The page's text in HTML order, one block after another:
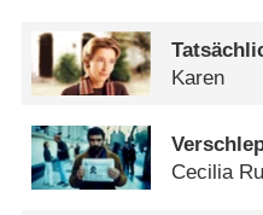
Karen
Cecilia